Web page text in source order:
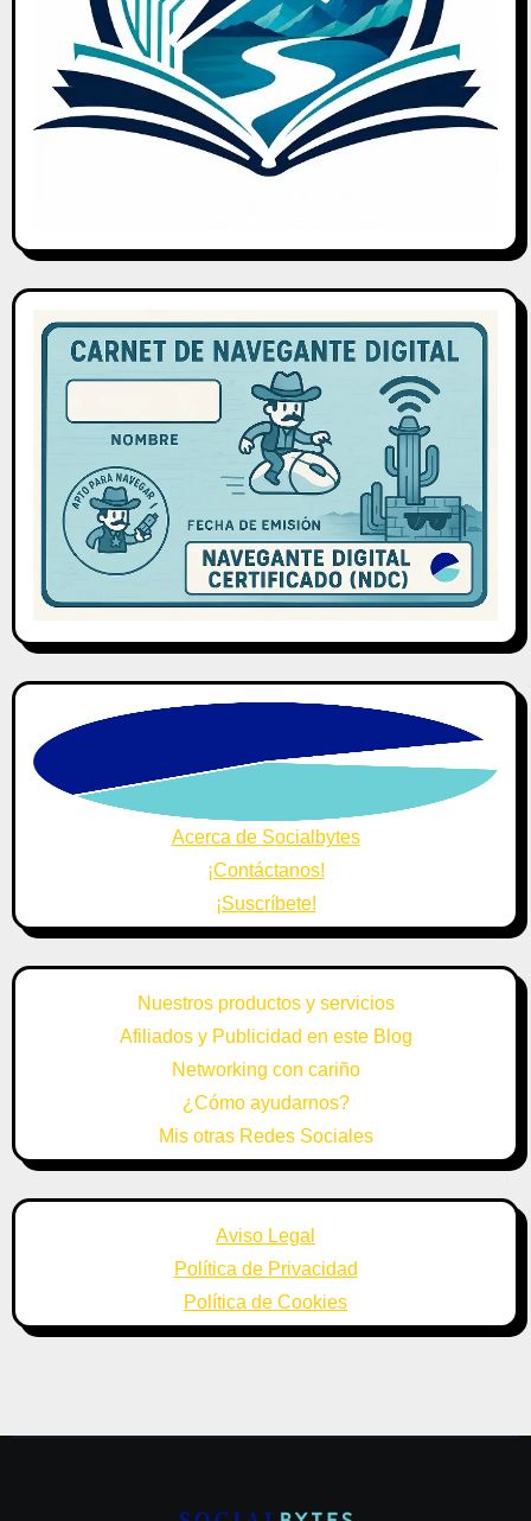
Acerca de Socialbytes
¡Contáctanos!
¡Suscríbete!
Nuestros productos y servicios
Afiliados y Publicidad en este Blog
Networking con cariño
¿Cómo ayudarnos?
Mis otras Redes Sociales
Aviso Legal
Política de Privacidad
Política de Cookies